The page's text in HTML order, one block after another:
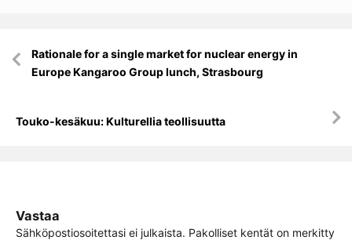
selausRationale for a single market for nuclear energy in
Europe Kangaroo Group lunch, Strasbourg
Touko-kesäkuu: Kulturellia teollisuutta
Vastaa
Sähköpostiosoitettasi ei julkaista. Pakolliset kentät on merkitty